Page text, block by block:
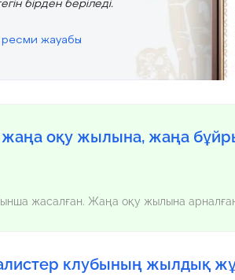
бірден беріледі.
ресми жауабы
оқу жылына, жаңа
жасалған. Жаңа оқу жылына
клубының жылдық